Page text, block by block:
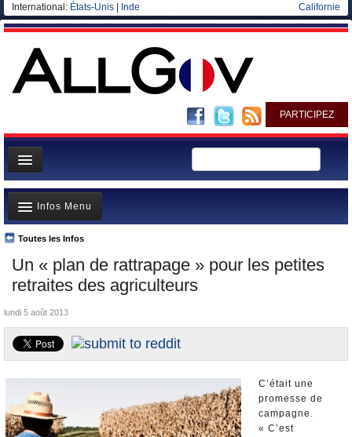
International: États-Unis Inde Californie
PARTICIPEZ
Page d'accueil
Infos
Gouvernement
Ministères/Directions
Blog
Elections européennes
Un « plan de rattrapage » pour les petites
retraites des agriculteurs
Toutes les Infos
Infos Menu
A la Une
Polémiques
La France et le Monde
Nominations et Démissions
Elections européennes
Infos insolites
lundi 5 août 2013
C’était une
promesse de
campagne.
« C’est